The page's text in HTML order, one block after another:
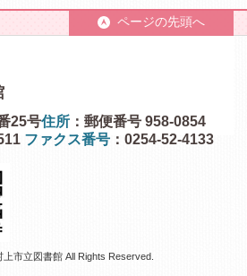
ページの先頭へ
住所 ：郵便番号 958-0854
25号
ファクス番号 ：0254-52-4133
市立図書館 All Rights Reserved.